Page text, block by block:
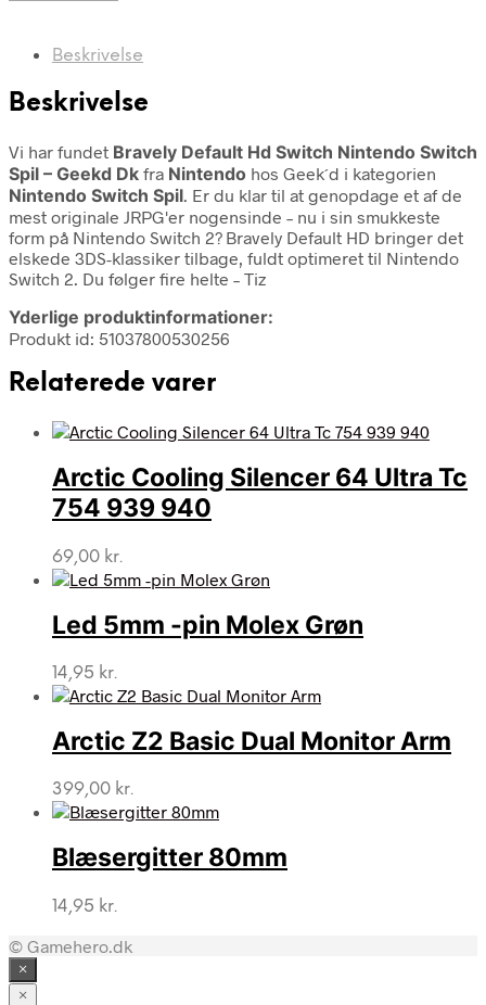
Beskrivelse
Beskrivelse
Vi har fundet Bravely Default Hd Switch Nintendo Switch
Spil – Geekd Dk fra Nintendo hos Geek´d i kategorien
Nintendo Switch Spil. Er du klar til at genopdage et af de
mest originale JRPG'er nogensinde – nu i sin smukkeste
form på Nintendo Switch 2? Bravely Default HD bringer det
elskede 3DS-klassiker tilbage, fuldt optimeret til Nintendo
Switch 2. Du følger fire helte – Tiz
Yderlige produktinformationer:
Produkt id: 51037800530256
Relaterede varer
Arctic Cooling Silencer 64 Ultra Tc
754 939 940
69,00 kr.
Led 5mm -pin Molex Grøn
14,95 kr.
Arctic Z2 Basic Dual Monitor Arm
399,00 kr.
Blæsergitter 80mm
14,95 kr.
© Gamehero.dk
×
×